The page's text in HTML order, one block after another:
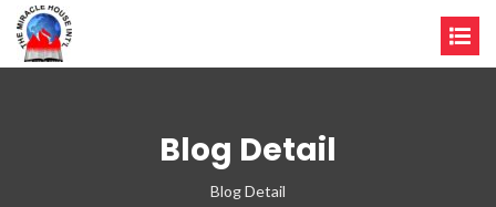
Blog Detail
Blog Detail